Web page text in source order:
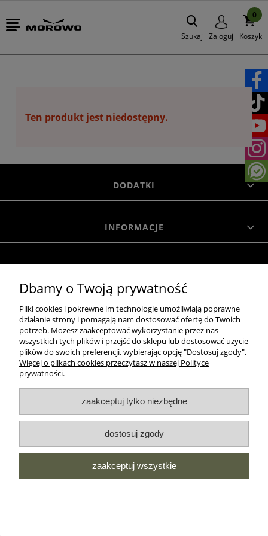
Szukaj Zaloguj Koszyk
0
Ten produkt jest niedostępny.
DODATKI
INFORMACJE
O NAS
MOROWO
WSZELKIE PRAWA ZASTRZEŻONE MOROWO © 2018
realizacja:
Sklep internetowy Shoper.pl
pokaż pełną wersję strony
Dbamy o Twoją prywatność
Pliki cookies i pokrewne im technologie umożliwiają poprawne
działanie strony i pomagają nam dostosować ofertę do Twoich
potrzeb. Możesz zaakceptować wykorzystanie przez nas
wszystkich tych plików i przejść do sklepu lub dostosować użycie
plików do swoich preferencji, wybierając opcję "Dostosuj zgody".
Więcej o plikach cookies przeczytasz w naszej Polityce
prywatności.
zaakceptuj tylko niezbędne
dostosuj zgody
zaakceptuj wszystkie